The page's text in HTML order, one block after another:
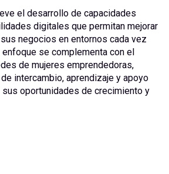
el desarrollo de capacidades
digitales que permitan mejorar
negocios en entornos cada vez
se complementa con el
de mujeres emprendedoras,
intercambio, aprendizaje y apoyo
sus oportunidades de crecimiento y